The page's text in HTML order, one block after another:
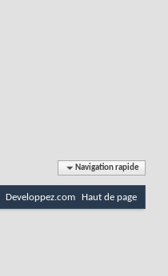
Navigation rapide
Developpez.com Haut de page